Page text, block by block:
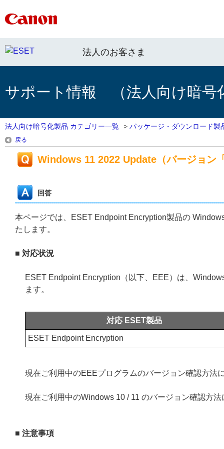
法人のお客さま
サポート情報 （法人向け暗号
法人向け暗号化製品 カテゴリー一覧 > パッケージ・ダウンロード製
戻る
Windows 11 2022 Update（バージョン
回答
本ページでは、ESET Endpoint Encryption製品の
たします。
■ 対応状況
ESET Endpoint Encryption（以下、EEE）は、
ます。
対応 ESET製品
ESET Endpoint Encryption
現在ご利用中のEEEプログラムのバージョン確認方法
現在ご利用中のWindows 10 / 11 のバージョン確認方
■ 注意事項